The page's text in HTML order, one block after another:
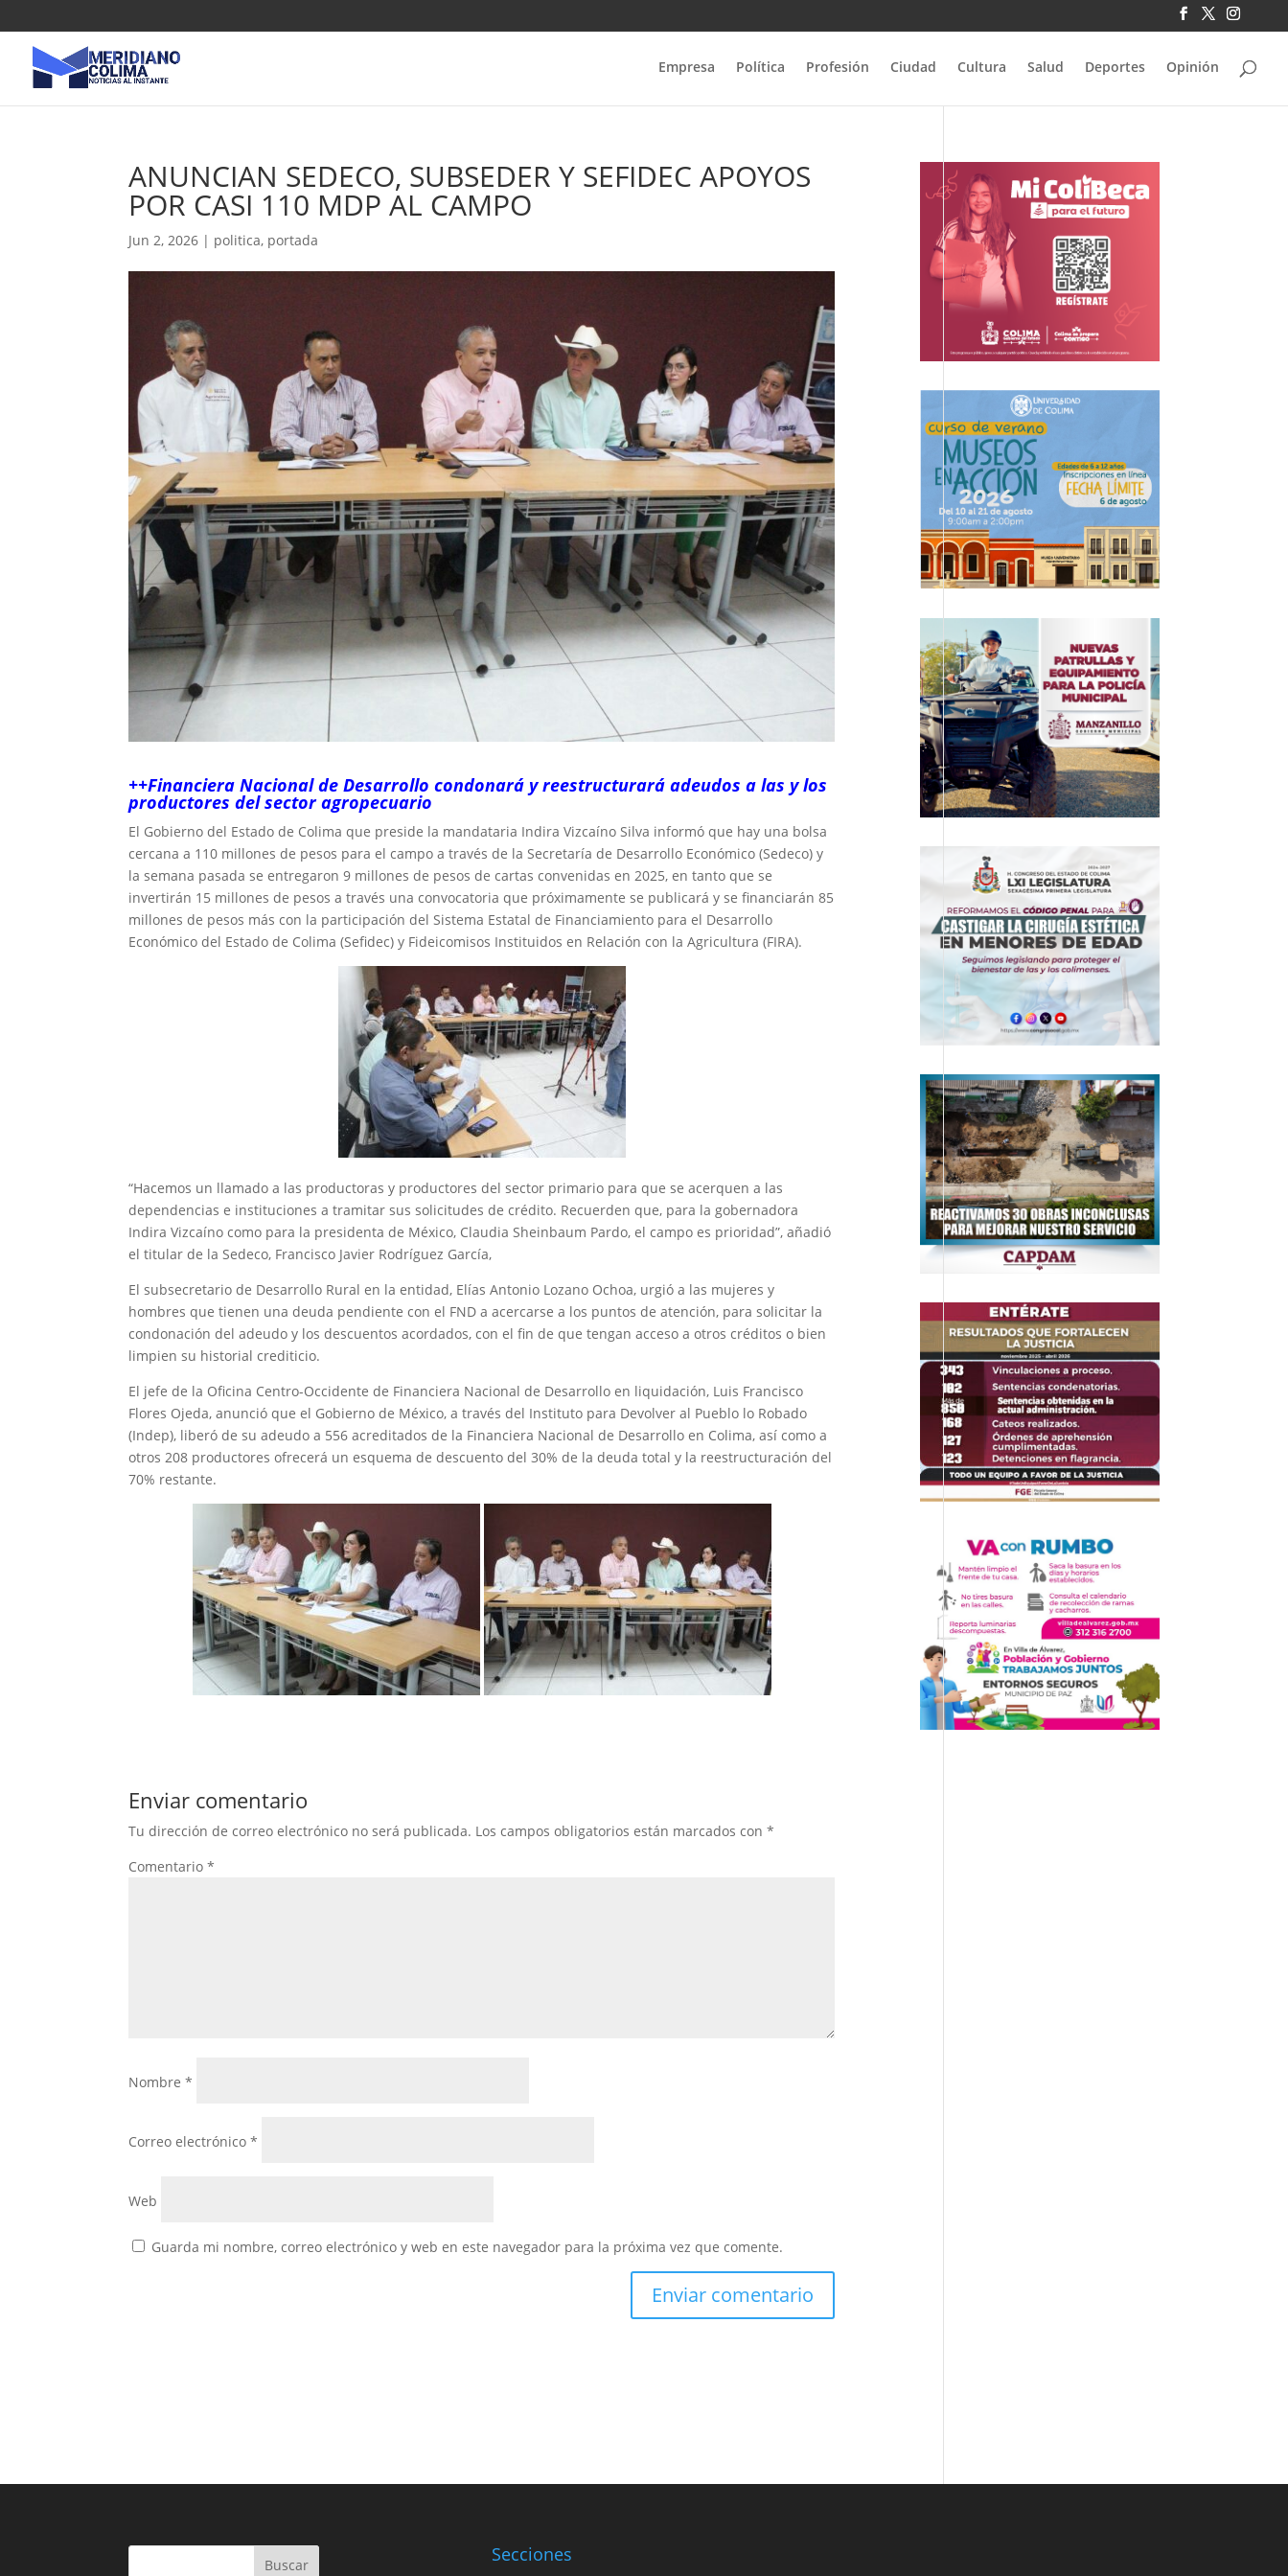
Empresa Política Profesión Ciudad Cultura Salud Deportes Opinión
ANUNCIAN SEDECO, SUBSEDER Y SEFIDEC APOYOS
POR CASI 110 MDP AL CAMPO
Jun 2, 2026 | politica, portada
++Financiera Nacional de Desarrollo condonará y reestructurará adeudos a las y los
productores del sector agropecuario
El Gobierno del Estado de Colima que preside la mandataria Indira Vizcaíno Silva informó que hay una bolsa
cercana a 110 millones de pesos para el campo a través de la Secretaría de Desarrollo Económico (Sedeco) y
la semana pasada se entregaron 9 millones de pesos de cartas convenidas en 2025, en tanto que se
invertirán 15 millones de pesos a través una convocatoria que próximamente se publicará y se financiarán 85
millones de pesos más con la participación del Sistema Estatal de Financiamiento para el Desarrollo
Económico del Estado de Colima (Sefidec) y Fideicomisos Instituidos en Relación con la Agricultura (FIRA).
“Hacemos un llamado a las productoras y productores del sector primario para que se acerquen a las
dependencias e instituciones a tramitar sus solicitudes de crédito. Recuerden que, para la gobernadora
Indira Vizcaíno como para la presidenta de México, Claudia Sheinbaum Pardo, el campo es prioridad”, añadió
el titular de la Sedeco, Francisco Javier Rodríguez García,
El subsecretario de Desarrollo Rural en la entidad, Elías Antonio Lozano Ochoa, urgió a las mujeres y
hombres que tienen una deuda pendiente con el FND a acercarse a los puntos de atención, para solicitar la
condonación del adeudo y los descuentos acordados, con el fin de que tengan acceso a otros créditos o bien
limpien su historial crediticio.
El jefe de la Oficina Centro-Occidente de Financiera Nacional de Desarrollo en liquidación, Luis Francisco
Flores Ojeda, anunció que el Gobierno de México, a través del Instituto para Devolver al Pueblo lo Robado
(Indep), liberó de su adeudo a 556 acreditados de la Financiera Nacional de Desarrollo en Colima, así como a
otros 208 productores ofrecerá un esquema de descuento del 30% de la deuda total y la reestructuración del
70% restante.
Enviar comentario
Tu dirección de correo electrónico no será publicada. Los campos obligatorios están marcados con*
Comentario*
Nombre*
Correo electrónico*
Web
Guarda mi nombre, correo electrónico y web en este navegador para la próxima vez que comente.
Buscar Secciones